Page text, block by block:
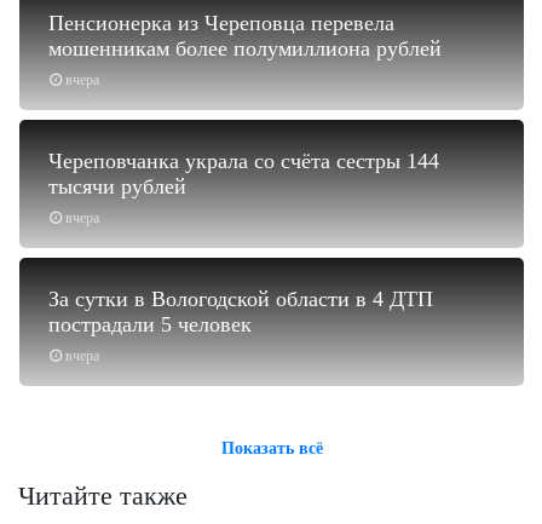
вчера
Пенсионерка из Череповца перевела
мошенникам более полумиллиона рублей
вчера
Череповчанка украла со счёта сестры 144
тысячи рублей
вчера
За сутки в Вологодской области в 4 ДТП
пострадали 5 человек
Показать всё
Читайте также